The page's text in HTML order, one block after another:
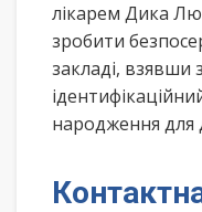
лікарем Дика
зробити
закладі, взявши
народження для